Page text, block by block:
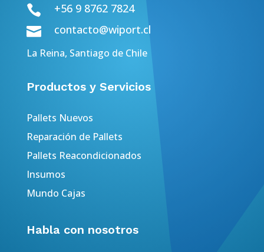
 +56 9 8762 7824
 contacto@wiport.cl
La Reina, Santiago de Chile
Productos y Servicios
Pallets Nuevos
Reparación de Pallets
Pallets Reacondicionados
Insumos
Mundo Cajas
Habla con nosotros